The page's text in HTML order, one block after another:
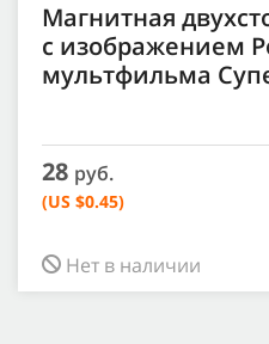
Магнитная
с изображением
мультфильма
28 руб.
(US $0.45)
Нет в наличии